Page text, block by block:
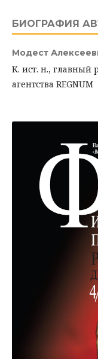
БИОГРАФИЯ
Модест
К. ист. н., главный
агентства REGNUM